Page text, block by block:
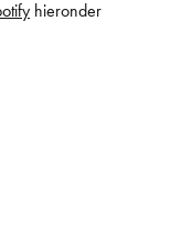
hieronder